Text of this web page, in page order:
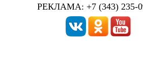
РЕКЛАМА: +7 (343) 235-